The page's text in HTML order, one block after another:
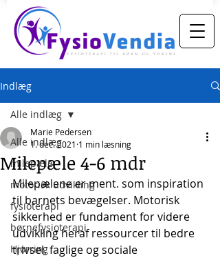
Indlæg
Alle indlæg
milepæle
motorisk udvikling
fysioterapi
børnefysioterapi
Hjørring
Alle indlæg
Milepæle 4-6 mdr
Marie Pedersen
1. dec. 2021 1 min læsning
Milepælene er ment. som inspiration
til barnets bevægelser. Motorisk
sikkerhed er fundament for videre
udvikling heraf ressourcer til bedre
trivsel, faglige og sociale